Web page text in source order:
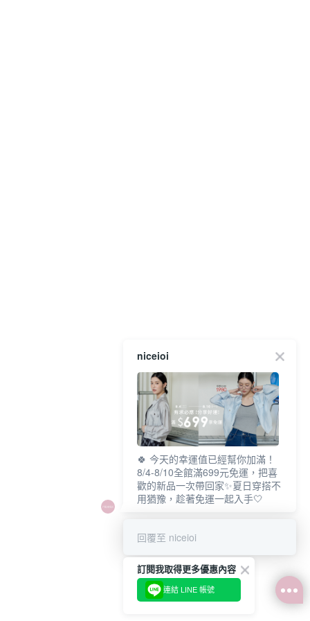
niceioi
🍀 今天的幸運值已經幫你加滿！
8/4-8/10全館滿699元免運，把喜
歡的新品一次帶回家✨夏日穿搭不
用猶豫，趁著免運一起入手🤍
回覆至 niceioi
訂閱我取得更多優惠內容
連結 LINE 帳號